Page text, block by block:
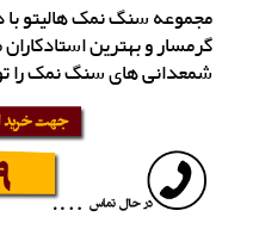
مجموعه سنگ نمک هالیتو با
گرمسار و بهترین استادکاران
شمعدانی های سنگ نمک را